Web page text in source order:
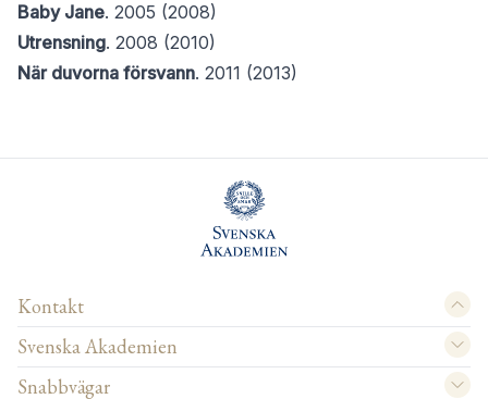
Baby Jane. 2005 (2008)
Utrensning. 2008 (2010)
När duvorna försvann. 2011 (2013)
Kontakt
Svenska Akademien
Snabbvägar